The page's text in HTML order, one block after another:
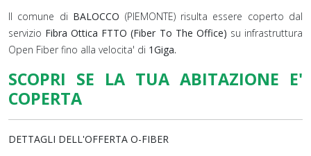
Il comune di BALOCCO (PIEMONTE) risulta essere coperto dal
servizio Fibra Ottica FTTO (Fiber To The Office) su infrastruttura
Open Fiber fino alla velocita' di 1Giga.
SCOPRI SE LA TUA ABITAZIONE E'
COPERTA
DETTAGLI DELL'OFFERTA O-FIBER